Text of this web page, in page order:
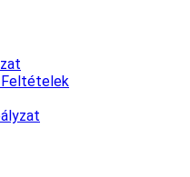
Feltételek